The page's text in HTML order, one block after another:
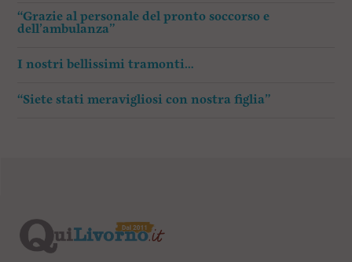
“Grazie al personale del pronto soccorso e
dell’ambulanza”
I nostri bellissimi tramonti…
“Siete stati meravigliosi con nostra figlia”